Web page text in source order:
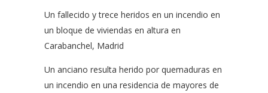
Un fallecido y trece heridos en un incendio en
un bloque de viviendas en altura en
Carabanchel, Madrid
Un anciano resulta herido por quemaduras en
un incendio en una residencia de mayores de